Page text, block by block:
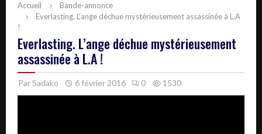
Accueil
Bande-annonce
Everlasting. L’ange déchue mystérieusement assassinée à L.A
!
Everlasting. L’ange déchue mystérieusement
assassinée à L.A !
ParSadako 6 février 2016 0 1530